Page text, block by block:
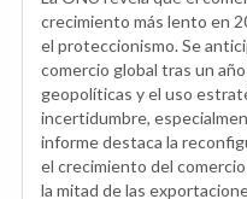
crecimiento más lento en
el proteccionismo. Se
comercio global tras un
geopolíticas y el uso
incertidumbre,
informe destaca la
el crecimiento del
la mitad de las